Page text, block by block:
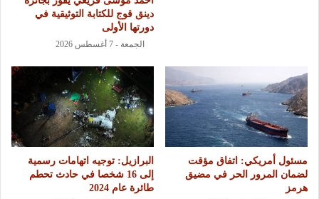
دينق قوج للكتابة التوثيقية في
دورتها الأولى
الجمعة - 7 أغسطس 2026
مسئول أمريكي: اتفاق مؤقت
لضمان المرور الحر في مضيق
هرمز
البرازيل: توجيه اتهامات رسمية
إلى 16 شخصا في حادث تحطم
طائرة عام 2024